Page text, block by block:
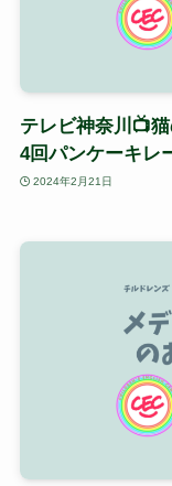
テレビ神奈川📺
4回パンケーキレ
2024年2月21日